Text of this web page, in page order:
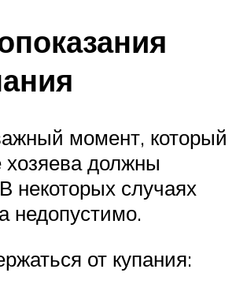
момент, который
хозяева должны
некоторых случаях
недопустимо.
от купания: